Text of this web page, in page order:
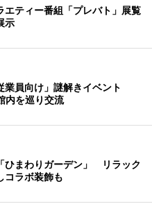
エティー番組「プレバト」展覧
示
業員向け」謎解きイベント
内を巡り交流
ひまわりガーデン」 リラック
コラボ装飾も